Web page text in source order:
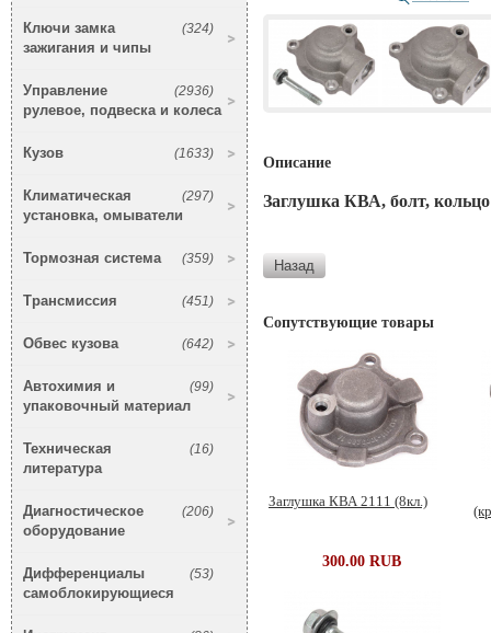
(324)
Ключи замка
зажигания и чипы
(2936)
Управление
рулевое, подвеска и колеса
(1633)
Кузов
(297)
Климатическая
установка, омыватели
(359)
Тормозная система
(451)
Трансмиссия
(642)
Обвес кузова
(99)
Автохимия и
упаковочный материал
(16)
Техническая
литература
(206)
Диагностическое
оборудование
(53)
Дифференциалы
самоблокирующиеся
Описание
Заглушка КВА, болт,
Сопутствующие товары
Заглушка КВА 2111 (8кл.)
300.00 RUB